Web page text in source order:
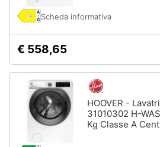
Scheda informativa
€ 558,65
HOOVER -
31010302 H-
Kg Classe A